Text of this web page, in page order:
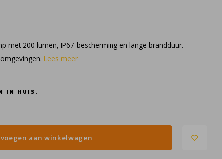
met 200 lumen, IP67-bescherming en lange brandduur.
Lees meer
IN HUIS.
aan winkelwagen